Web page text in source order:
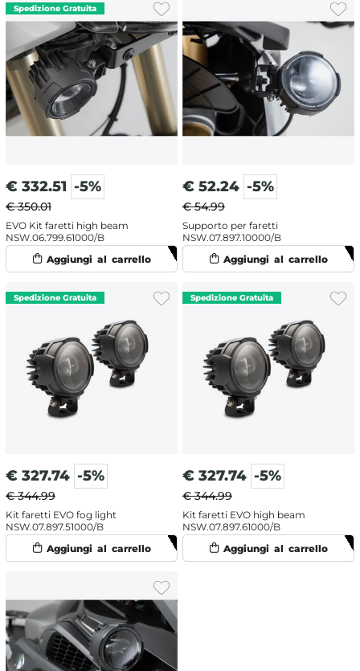
€ 332.51 -5%
€ 350.01
EVO Kit faretti high beam
NSW.06.799.61000/B
€ 52.24 -5%
€ 54.99
Supporto per faretti
NSW.07.897.10000/B
€ 327.74 -5%
€ 344.99
Kit faretti EVO fog light
NSW.07.897.51000/B
€ 327.74 -5%
€ 344.99
Kit faretti EVO high beam
NSW.07.897.61000/B